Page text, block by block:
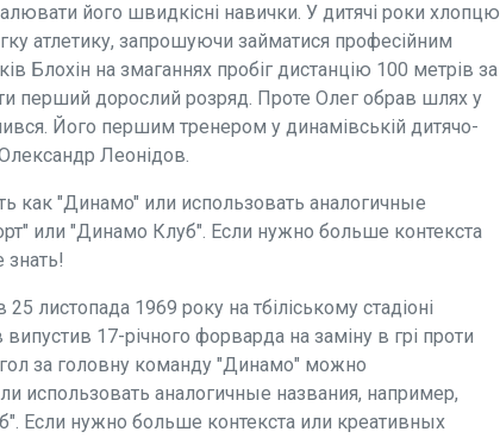
його швидкісні навички. У дитячі роки хлопцю
атлетику, запрошуючи займатися професійним
Блохін на змаганнях пробіг дистанцію 100 метрів за
перший дорослий розряд. Проте Олег обрав шлях у
Його першим тренером у динамівській дитячо-
Леонідов.
как "Динамo" или использовать аналогичные
или "Динамо Клуб". Если нужно больше контекста
знать!
листопада 1969 року на тбіліському стадіоні
17-річного форварда на заміну в грі проти
за головну команду "Динамо" можно
использовать аналогичные названия, например,
Если нужно больше контекста или креативных